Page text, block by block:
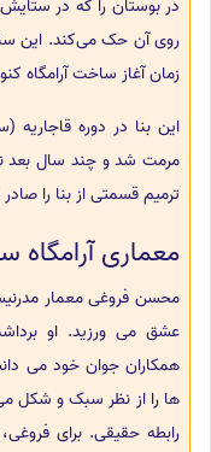
در بوستان را که در
روی آن حک می‌کند. این
زمان آغاز ساخت آرامگاه
مرمت شد و چند سال بعد
ترمیم قسمتی از بنا را
معماری آرامگاه
محسن فروغی معمار
عشق می ورزید. او
همکاران جوان خود می
ها را از نظر سبک و شکل
رابطه حقیقی. برای